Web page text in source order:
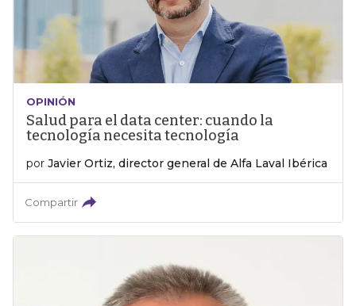
OPINIÓN
Salud para el data center: cuando la
tecnología necesita tecnología
por Javier Ortiz, director general de Alfa Laval Ibérica
Compartir